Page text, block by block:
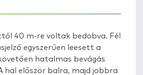
40 m-re voltak bedobva. Fél
egyszerűen leesett a
hatalmas bevágás
hal először balra, majd jobbra